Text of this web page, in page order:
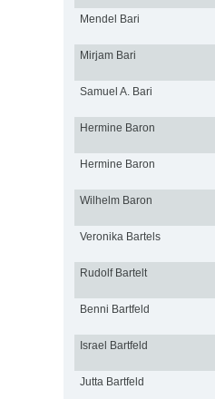
Mendel Bari
Mirjam Bari
Samuel A. Bari
Hermine Baron
Hermine Baron
Wilhelm Baron
Veronika Bartels
Rudolf Bartelt
Benni Bartfeld
Israel Bartfeld
Jutta Bartfeld